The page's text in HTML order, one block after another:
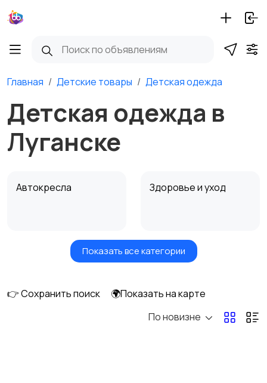
Главная Детские товары Детская одежда
Детская одежда в
Луганске
Автокресла Здоровье и уход
Игрушки и игры Детские коляски
Купание
Показать все категории
👉 Сохранить поиск
🌍Показать на карте
По новизне